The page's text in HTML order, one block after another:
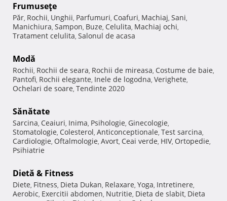
Frumuseţe
Păr, Rochii, Unghii, Parfumuri, Coafuri, Machiaj, Sani,
Manichiura, Sampon, Buze, Celulita, Machiaj ochi,
Tratament celulita, Salonul de acasa
Modă
Rochii, Rochii de seara, Rochii de mireasa, Costume de baie,
Pantofi, Rochii elegante, Inele de logodna, Verighete,
Ochelari de soare, Tendinte 2020
Sănătate
Sarcina, Ceaiuri, Inima, Psihologie, Ginecologie,
Stomatologie, Colesterol, Anticonceptionale, Test sarcina,
Cardiologie, Oftalmologie, Avort, Ceai verde, HIV, Ortopedie,
Psihiatrie
Dietă & Fitness
Diete, Fitness, Dieta Dukan, Relaxare, Yoga, Intretinere,
Aerobic, Exercitii abdomen, Nutritie, Dieta de slabit, Dieta